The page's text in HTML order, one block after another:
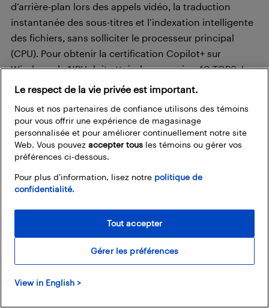
d’arrière-plan lors des appels vidéo, la traduction
instantanée des sous-titres et l’indexation intelligente
des fichiers, sans solliciter le processeur principal
(CPU). Pour obtenir la certification Copilot+ sur
Windows, le NPU doit atteindre au moins 40 TOPS. La
plupart des puces de milieu et de haut de gamme
recommandé de vérifier cette caractéristique sur le
modèle précis que vous envisagez.
RAM : Qu’est-ce que c’est et combien en
faut-il?
mémoire vive (RAM pour Random Access
fonctionnement de votre portable, surtout lorsque
Le respect de la vie privée est important.
Nous et nos partenaires de confiance utilisons des témoins
pour vous offrir une expérience de magasinage
personnalisée et pour améliorer continuellement notre site
Web. Vous pouvez accepter tous les témoins ou gérer vos
préférences ci-dessous.
Pour plus d’information, lisez notre
View in English >
politique de
confidentialité.
Gérer les préférences
Tout accepter